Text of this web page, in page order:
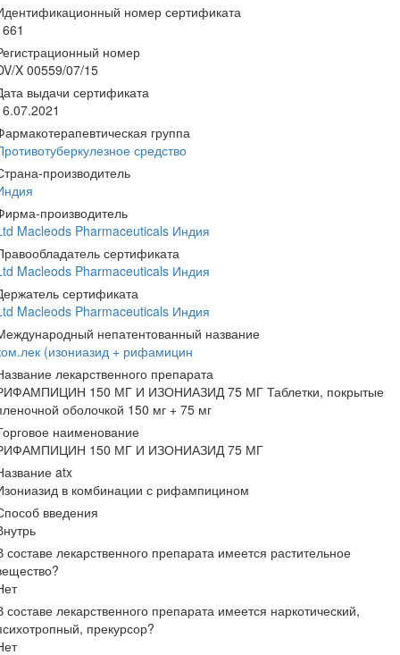
номер сертификата
номер
X 00559/07/15
выдачи сертификата
группа
средство
производитель
производитель
Macleods Pharmaceuticals Индия
сертификата
Macleods Pharmaceuticals Индия
сертификата
Macleods Pharmaceuticals Индия
непатентованный название
(изониазид + рифамицин
лекарственного препарата
150 МГ И ИЗОНИАЗИД 75 МГ Таблетки, покрытые
оболочкой 150 мг + 75 мг
наименование
150 МГ И ИЗОНИАЗИД 75 МГ
atx
в комбинации с рифампицином
введения
составе лекарственного препарата имеется растительное
составе лекарственного препарата имеется наркотический,
прекурсор?